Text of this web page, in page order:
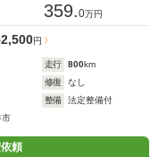
359.0万円
円
走行 800km
修復
なし
整備
法定整備付
市
頼